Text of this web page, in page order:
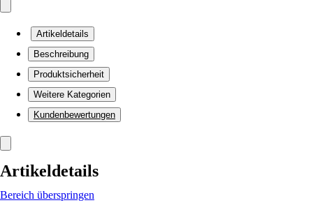
Artikeldetails
Beschreibung
Produktsicherheit
Weitere Kategorien
Kundenbewertungen
Artikeldetails
Bereich überspringen